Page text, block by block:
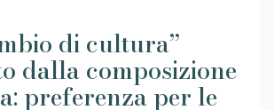
di cultura”
dalla composizione
preferenza per le